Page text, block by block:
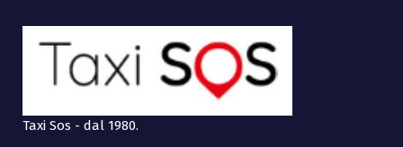
Taxi Sos - dal 1980.